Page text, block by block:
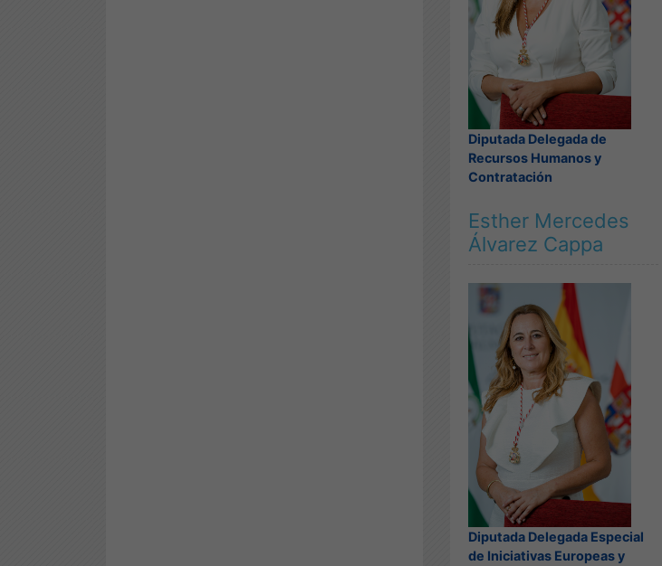
Diputada Delegada de
Recursos Humanos y
Contratación
Esther Mercedes
Álvarez Cappa
Diputada Delegada Especial
de Iniciativas Europeas y